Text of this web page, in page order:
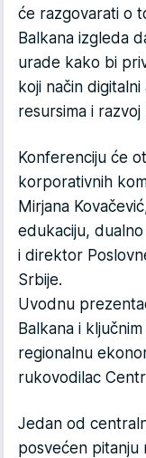
će razgovarati o
Balkana izgleda
urade kako bi
koji način
resursima i razvoj
Konferenciju će
korporativnih
Mirjana
edukaciju,
i direktor
Srbije.
Uvodnu
Balkana i
regionalnu
rukovodilac
Jedan od
posvećen pitanju